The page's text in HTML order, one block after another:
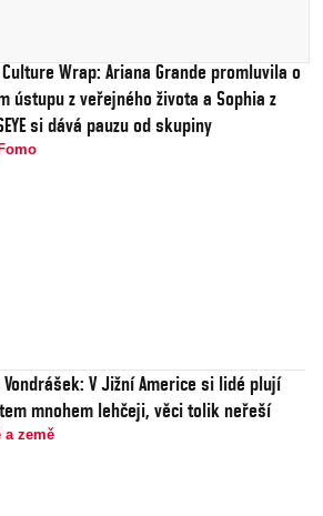
Wrap: Ariana Grande promluvila o
ústupu z veřejného života a Sophia z
si dává pauzu od skupiny
Vondrášek: V Jižní Americe si lidé plují
mnohem lehčeji, věci tolik neřeší
a země